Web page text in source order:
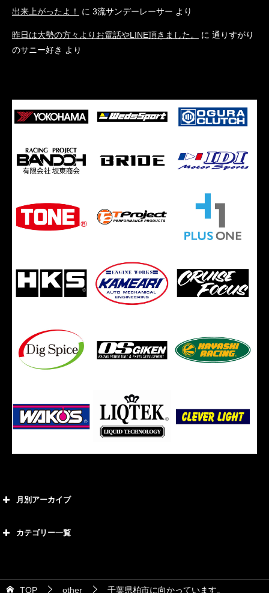
出来上がったよ！ に 3流サンデーレーサー より
昨日は大勢の方々よりお電話やLINE頂きました。 に 通りすがり
のサニー好き より
月別アーカイブ
2026年5月
カテゴリー一覧
21号車
TOP
other 千葉県柏市に向かっています。